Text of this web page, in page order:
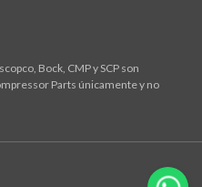
Bock, CMP y SCP son
Parts únicamente y no